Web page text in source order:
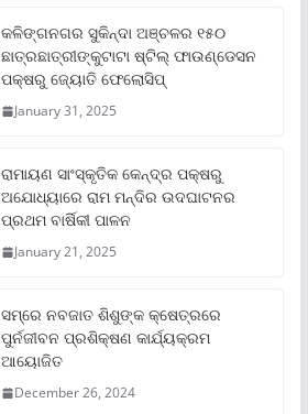
କଳିଙ୍ଗନଗର ସୁକିନ୍ଦା ଅଞ୍ଚଳର ୧୫୦
ଛାତ୍ରଛାତ୍ରୀଙ୍କୁଟାଟା ଷ୍ଟିଲ୍ ଫାଉଣ୍ଡେସନ
ପକ୍ଷରୁ ଜ୍ୟୋତି ଫେଲୋସିପ୍‌
January 31, 2025
ରାମାୟଣ ସାଂସ୍କୃତିକ କେନ୍ଦ୍ର ପକ୍ଷରୁ
ଅଯୋଧ୍ୟାରେ ରାମ ମନ୍ଦିର ଉଦଘାଟନର
ପ୍ରଥମ ବାର୍ଷିକୀ ପାଳନ
January 21, 2025
ସମ୍‌ରେ ନବଜାତ ଶିଶୁଙ୍କ କ୍ଷେତ୍ରରେ
ପୁର୍ନଜୀବନ ପ୍ରଶିକ୍ଷଣ କାର୍ଯ୍ୟକ୍ରମ
ଆୟୋଜିତ
December 26, 2024